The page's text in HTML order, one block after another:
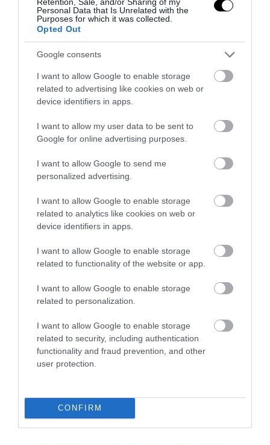
Personal Data that Is Unrelated with the
Purposes for which it was collected.
Opted Out
Google consents
I want to allow Google to enable storage
related to advertising like cookies on web or
device identifiers in apps.
I want to allow my user data to be sent to
Google for online advertising purposes.
I want to allow Google to send me
personalized advertising.
I want to allow Google to enable storage
related to analytics like cookies on web or
device identifiers in apps.
I want to allow Google to enable storage
related to functionality of the website or app.
I want to allow Google to enable storage
related to personalization.
I want to allow Google to enable storage
related to security, including authentication
functionality and fraud prevention, and other
user protection.
CONFIRM
26.03.2026 | 08:03
PRONEWS.GR /ΔΙΕΘΝΗΣ ΑΣΦΑΛΕΙΑ
Οι Αμερικανοί αποσύρονται από την
Βαγδάτης